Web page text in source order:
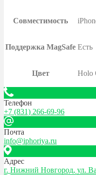
Совместимость
Поддержка MagSafe Есть
Цвет Holo
Телефон
+7 (831) 266-69-96
Почта
info@iphoriya.ru
Адрес
г. Нижний Новгород, ул.